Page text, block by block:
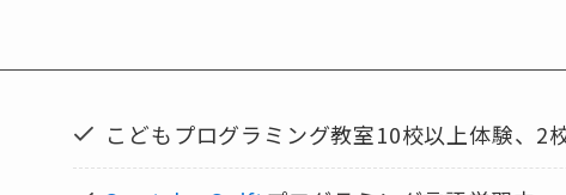
こどもプログラミング教室10校以上体験、2